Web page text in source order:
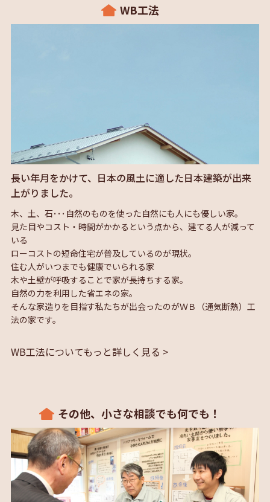
WB工法
長い年月をかけて、日本の風土に適した日本建築が出来
上がりました。
木、土、石･･･自然のものを使った自然にも人にも優しい家。
見た目やコスト・時間がかかるという点から、建てる人が減って
いる
ローコストの短命住宅が普及しているのが現状。
住む人がいつまでも健康でいられる家
木や土壁が呼吸することで家が長持ちする家。
自然の力を利用した省エネの家。
そんな家造りを目指す私たちが出会ったのがＷＢ（通気断熱）工
法の家です。
WB工法についてもっと詳しく見る >
その他、小さな相談でも何でも！